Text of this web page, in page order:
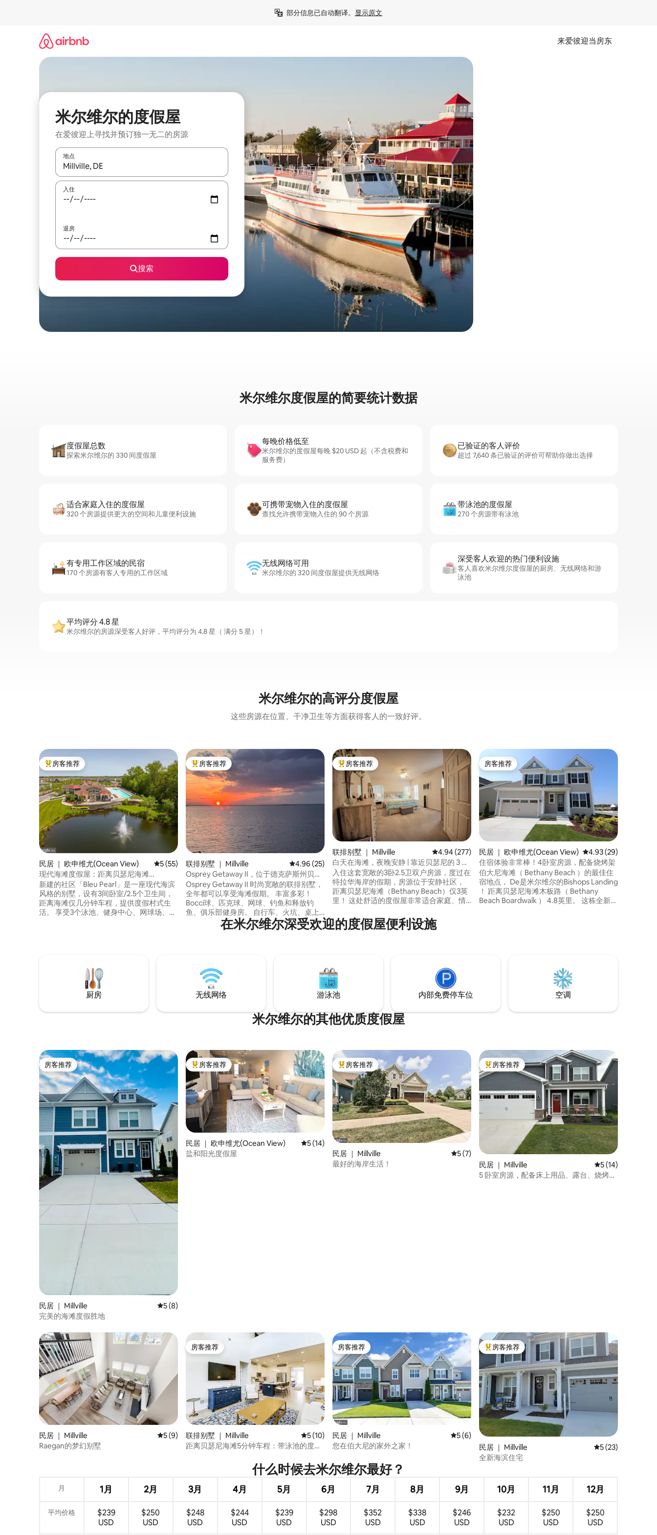
部分信息已自动翻译。 显示原文
来爱彼迎当房东
米尔维尔的度假屋
在爱彼迎上寻找并预订独一无二的房源
地点
如有搜索结果，请使用上下方向键查看，或通过点击或滑动手势浏览。
入住
退房
搜索
米尔维尔度假屋的简要统计数据
度假屋总数
探索米尔维尔的 330 间度假屋
每晚价格低至
米尔维尔的度假屋每晚 $20 USD 起（不含税费和
服务费）
已验证的客人评价
超过 7,640 条已验证的评价可帮助你做出选择
适合家庭入住的度假屋
320 个房源提供更大的空间和儿童便利设施
可携带宠物入住的度假屋
查找允许携带宠物入住的 90 个房源
带泳池的度假屋
270 个房源带有泳池
有专用工作区域的民宿
170 个房源有客人专用的工作区域
无线网络可用
米尔维尔的 320 间度假屋提供无线网络
深受客人欢迎的热门便利设施
客人喜欢米尔维尔度假屋的厨房、无线网络和游
泳池
平均评分 4.8 星
米尔维尔的房源深受客人好评，平均评分为 4.8 星（ 满分 5 星）！
米尔维尔的高评分度假屋
这些房源在位置、干净卫生等方面获得客人的一致好评。
热门「房客推荐」
房客推荐
民居 ｜ 欧申维尤(Ocean View) 平均评分 5 分（满分 5 分），共 55 条评价
5 (55)
现代海滩度假屋：距离贝瑟尼海滩
（Bethany Beach）4英里
新建的社区「Bleu Pearl」是一座现代海滨
风格的别墅，设有3间卧室/2.5个卫生间，
距离海滩仅几分钟车程，提供度假村式生
活。 享受3个泳池、健身中心、网球场、游
（Rehoboth Beach）。 享受免税购物、不
错的餐厅和适合所有年龄段的活动。清洁
费中包含床上用品和浴巾。
热门「房客推荐」
房客推荐
联排别墅 ｜ Millville 平均评分 4.96 分（满分 5 分），共 25 条评价
4.96 (25)
Osprey Getaway II，位于德克萨斯州贝瑟
尼海滩。
Osprey Getaway II 时尚宽敞的联排别墅，
全年都可以享受海滩假期。 丰富多彩！
Bocci球、匹克球、网球、钓鱼和释放钓
鱼、俱乐部健身房。 自行车、火坑、桌上
游戏、门廊屏幕，所有卧室均配有电视。
靠近酒庄和高尔夫球场。 夏季提供海滩穿
大洋城仅30分钟车程。 所有海滩全年活动
热门「房客推荐」
房客推荐
联排别墅 ｜ Millville 平均评分 4.94 分（满分 5 分），共 277 条评价
4.94 (277)
白天在海滩，夜晚安静 | 靠近贝瑟尼的 3 卧
房源
入住这套宽敞的3卧2.5卫双户房源，度过在
特拉华海岸的假期，房源位于安静社区，
距离贝瑟尼海滩（Bethany Beach）仅3英
里！ 这处舒适的度假屋非常适合家庭、情
住，配备季节性社区游泳池、设备齐全的
厨房、无线网络、玩具/游戏以及儿童拼
房客推荐
房客推荐
民居 ｜ 欧申维尤(Ocean View) 平均评分 4.93 分（满
4.93 (29)
住宿体验非常棒！4卧室房源，配备烧烤架
伯大尼海滩（ Bethany Beach ）的最佳住
宿地点， De是米尔维尔的Bishops Landing
！ 距离贝瑟尼海滩木板路（ Bethany
Beach Boardwalk ） 4.8英里。 这栋全新的
在米尔维尔深受欢迎的度假屋便利设施
厨房 无线网络 游泳池 内部免费停车位 空调
米尔维尔的其他优质度假屋
房客推荐
房客推荐
民居 ｜ Millville 平均评分 5 分（满分 5 分），共 8 条评价
5 (8)
完美的海滩度假胜地
热门「房客推荐」
房客推荐
民居 ｜ 欧申维尤(Ocean View) 平均评分 5 分（满分 5 分），共 14 条评价
5 (14)
盐和阳光度假屋
热门「房客推荐」
房客推荐
民居 ｜ Millville 平均评分 5 分（满分 5 分），共 7 条评价
5 (7)
最好的海岸生活！
热门「房客推荐」
房客推荐
民居 ｜ Millville 平均评分 5 分（满
5 (14)
5 卧室房源，配备床上用品、露台、烧烤
民居 ｜ Millville 平均评分 5 分（满分 5 分），共 9 条评价
5 (9)
Raegan的梦幻别墅
房客推荐
房客推荐
联排别墅 ｜ Millville 平均评分 5 分（满分 5 分），共 10 条评价
5 (10)
距离贝瑟尼海滩5分钟车程：带泳池的度假
房客推荐
房客推荐
民居 ｜ Millville 平均评分 5 分（满分 5 分），共 6 条评价
5 (6)
您在伯大尼的家外之家！
热门「房客推荐」
房客推荐
民居 ｜ Millville 平均评分 5 分（满
5 (23)
全新海滨住宅
什么时候去米尔维尔最好？
月 1月 2月 3月 4月 5月 6月 7月 8月 9月 10月 11月 12月
平均价格
$239
USD
$250
USD
$248
USD
$244
USD
$239
USD
$298
USD
$352
USD
$338
USD
$246
USD
$232
USD
$250
USD
$250
USD